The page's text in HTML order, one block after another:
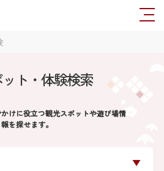
ト・体験検索
けに役立つ観光スポットや遊び場情
報を探せます。